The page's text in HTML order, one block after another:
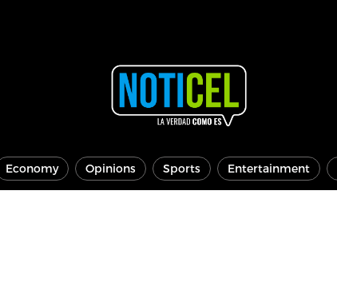
Economy Opinions Sports Entertainment